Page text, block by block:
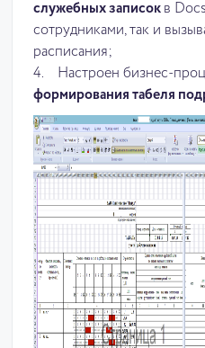
служебных записок в
сотрудниками, так и
расписания;
4. Настроен бизнес-
формирования табеля